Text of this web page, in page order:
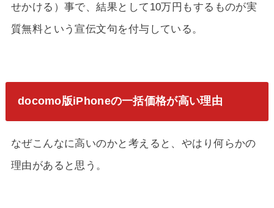
せかける）事で、結果として10万円もするものが実
質無料という宣伝文句を付与している。
docomo版iPhoneの一括価格が高い理由
なぜこんなに高いのかと考えると、やはり何らかの
理由があると思う。